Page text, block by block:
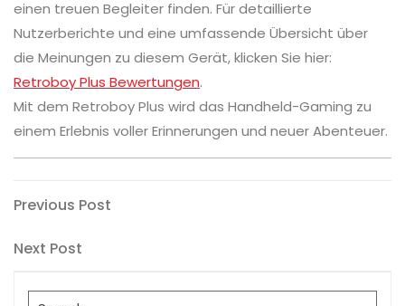
einen treuen Begleiter finden. Für detaillierte
Nutzerberichte und eine umfassende Übersicht über
die Meinungen zu diesem Gerät, klicken Sie hier:
Retroboy Plus Bewertungen.
Mit dem Retroboy Plus wird das Handheld-Gaming zu
einem Erlebnis voller Erinnerungen und neuer Abenteuer.
Post
navigation
Previous
Previous Post
Next
Next Post
Search